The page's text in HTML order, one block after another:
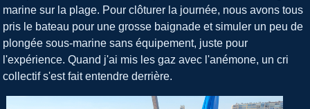
marine sur la plage. Pour clôturer la journée, nous avons tous
pris le bateau pour une grosse baignade et simuler un peu de
plongée sous-marine sans équipement, juste pour
l'expérience. Quand j'ai mis les gaz avec l'anémone, un cri
collectif s'est fait entendre derrière.